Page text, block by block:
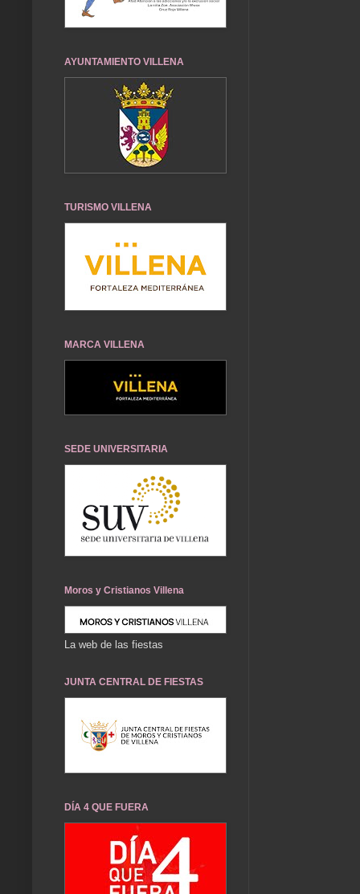
AYUNTAMIENTO VILLENA
TURISMO VILLENA
MARCA VILLENA
SEDE UNIVERSITARIA
Moros y Cristianos Villena
La web de las fiestas
JUNTA CENTRAL DE FIESTAS
DÍA 4 QUE FUERA